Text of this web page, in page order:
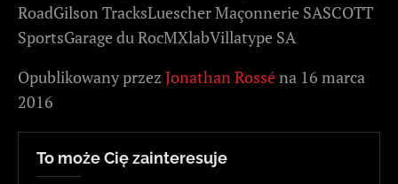
RoadGilson TracksLuescher Maçonnerie SASCOTT
SportsGarage du RocMXlabVillatype SA
Opublikowany przez Jonathan Rosséna 16 marca
2016
To może Cię zainteresuje